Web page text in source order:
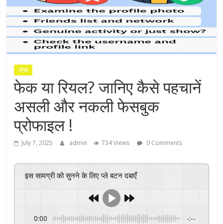
लेख
फेक या रियल? जानिए कैसे पहचानें
असली और नकली फेसबुक
प्रोफाइल !
July 7, 2025 admin 734 Views 0 Comments
इस सामग्री को सुनने के लिए प्ले बटन दबाएँ
0:00 -:--